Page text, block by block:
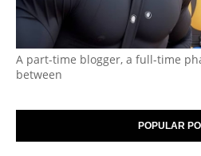
A part-time blogger, a full-time
between
POPULAR